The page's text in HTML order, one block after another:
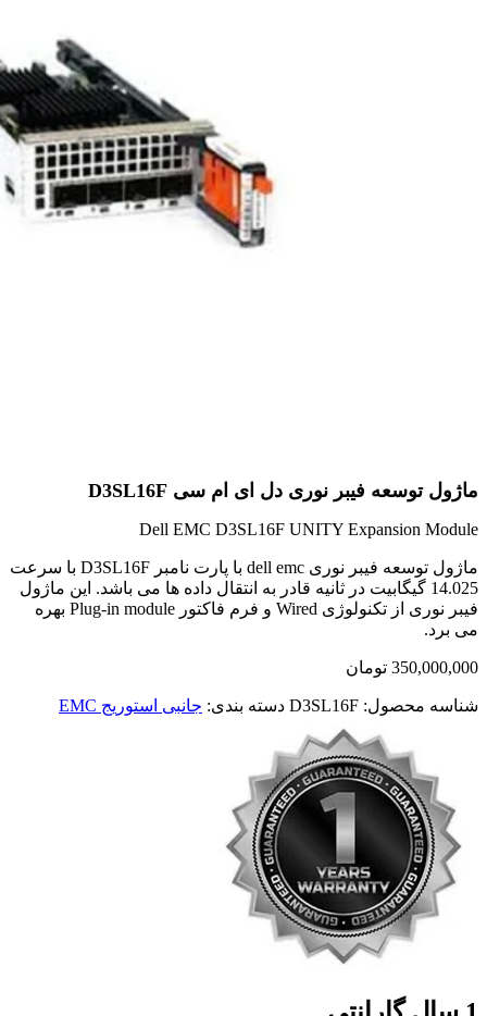
ماژول توسعه فیبر نوری دل ای ام سی D3SL16F
Dell EMC D3SL16F UNITY Expansion Module
ماژول توسعه فیبر نوری dell emc با پارت نامبر D3SL16F با سرعت
14.025 گیگابیت در ثانیه قادر به انتقال داده ها می باشد. این ماژول
فیبر نوری از تکنولوژی Wired و فرم فاکتور Plug-in module بهره
می برد.
350,000,000 تومان
شناسه محصول: D3SL16F دسته بندی: جانبی استوریج EMC